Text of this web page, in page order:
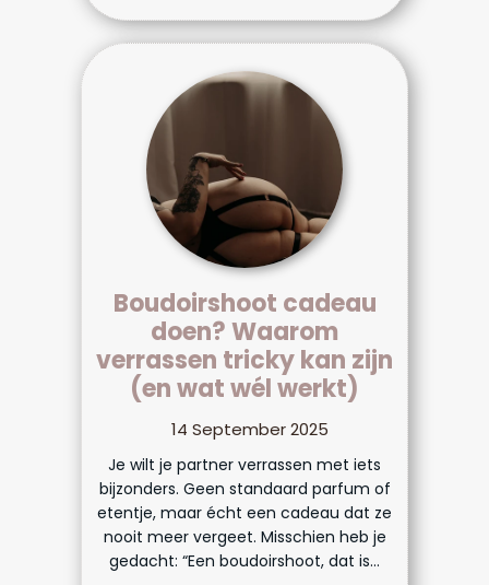
Boudoirshoot cadeau
doen? Waarom
verrassen tricky kan zijn
(en wat wél werkt)
14 September 2025
Je wilt je partner verrassen met iets
bijzonders. Geen standaard parfum of
etentje, maar écht een cadeau dat ze
nooit meer vergeet. Misschien heb je
gedacht: “Een boudoirshoot, dat is...